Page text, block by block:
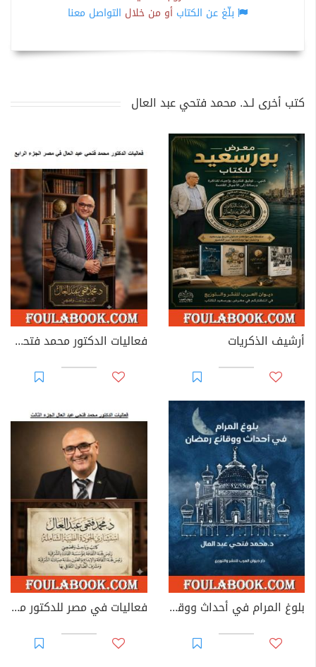
بلّغ عن الكتاب أو من خلال التواصل معنا
كتب أخرى لـد. محمد فتحي عبد العال
أرشيف الذكريات فعاليات الدكتور محمد فتحي عبد العال في مصر - الجزء الرابع
بلوغ المرام في أحداث ووقائع رمضان فعاليات في مصر للدكتور محمد فتحي عبد العال - الجزء الثالث